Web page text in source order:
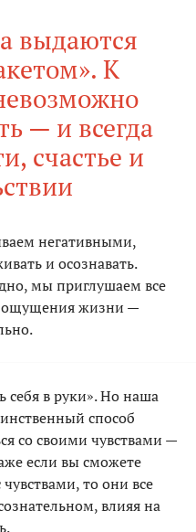
выдаются
К
— и всегда
счастье и
негативными,
и осознавать.
мы приглушаем все
ощущения жизни —
себя в руки». Но наша
способ
со своими чувствами —
если вы сможете
то они все
влияя на